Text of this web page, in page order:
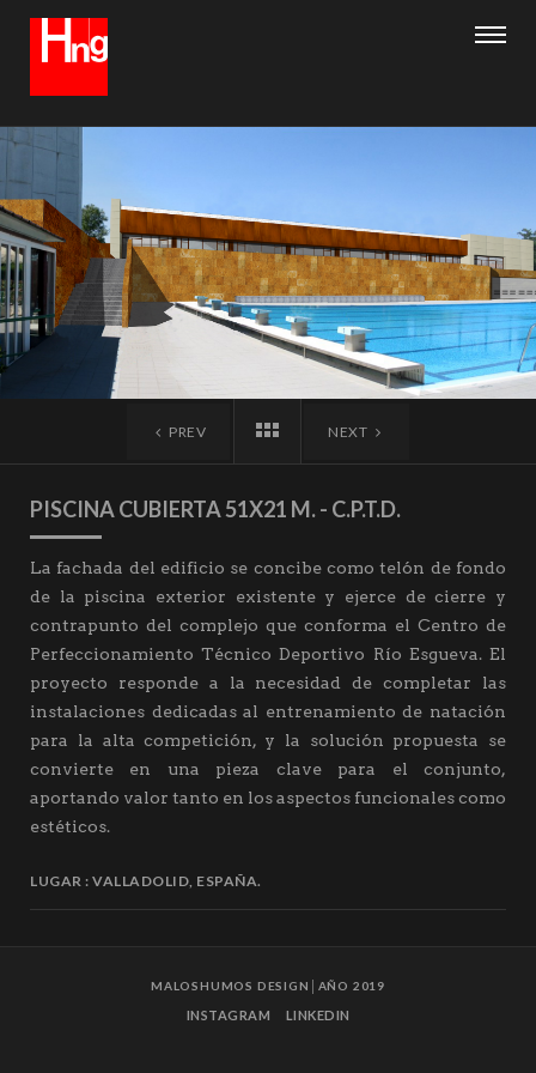
PREV NEXT
PISCINA CUBIERTA 51X21 M. - C.P.T.D.
La fachada del edificio se concibe como telón de fondo
de la piscina exterior existente y ejerce de cierre y
contrapunto del complejo que conforma el Centro de
Perfeccionamiento Técnico Deportivo Río Esgueva. El
proyecto responde a la necesidad de completar las
instalaciones dedicadas al entrenamiento de natación
para la alta competición, y la solución propuesta se
convierte en una pieza clave para el conjunto,
aportando valor tanto en los aspectos funcionales como
estéticos.
LUGAR VALLADOLID, ESPAÑA.
MALOSHUMOS DESIGN │AÑO 2019
INSTAGRAM LINKEDIN